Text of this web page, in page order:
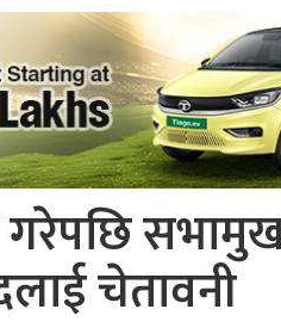
गरेपछि
चेतावनी